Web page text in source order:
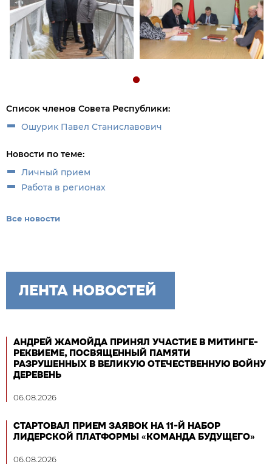
Список членов Совета Республики:
Ошурик Павел Станиславович
Новости по теме:
Личный прием
Работа в регионах
Все новости
ЛЕНТА НОВОСТЕЙ
АНДРЕЙ ЖАМОЙДА ПРИНЯЛ УЧАСТИЕ В МИТИНГЕ-
РЕКВИЕМЕ, ПОСВЯЩЕННЫЙ ПАМЯТИ
РАЗРУШЕННЫХ В ВЕЛИКУЮ ОТЕЧЕСТВЕННУЮ ВОЙНУ
ДЕРЕВЕНЬ
06.08.2026
СТАРТОВАЛ ПРИЕМ ЗАЯВОК НА 11-Й НАБОР
ЛИДЕРСКОЙ ПЛАТФОРМЫ «КОМАНДА БУДУЩЕГО»
06.08.2026